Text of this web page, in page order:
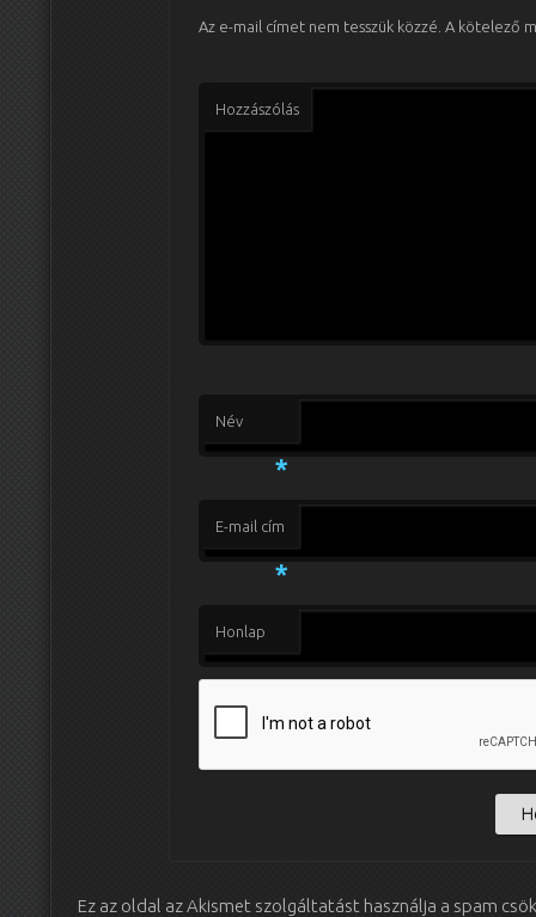
Az e-mail címet nem tesszük közzé. A kötelező
Hozzászólás
Név
*
E-mail cím
*
Honlap
Ez az oldal az Akismet szolgáltatást használja a spam